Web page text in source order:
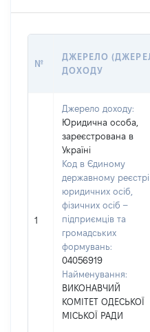
№
ДЖЕРЕЛО
ДОХОДУ
1
Джерело доходу:
Юридична особа,
зареєстрована в
Україні
Код в Єдиному
державному реєстрі
юридичних осіб,
фізичних осіб –
підприємців та
громадських
формувань:
04056919
Найменування:
ВИКОНАВЧИЙ
КОМІТЕТ ОДЕСЬКОЇ
МІСЬКОЇ РАДИ